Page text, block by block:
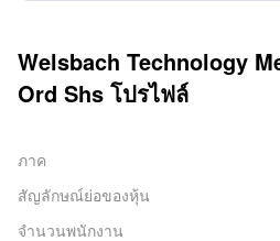
Welsbach Technology
Ord Shs โปรไฟล์
ภาค
สัญลักษณ์ย่อของหุ้น
จำนวนพนักงาน